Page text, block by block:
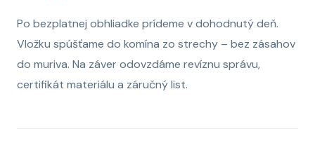
Po bezplatnej obhliadke prídeme v dohodnutý deň.
Vložku spúšťame do komína zo strechy – bez zásahov
do muriva. Na záver odovzdáme revíznu správu,
certifikát materiálu a záručný list.